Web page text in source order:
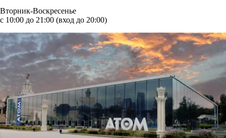
Вторник-Воскресенье
с 10:00 до 21:00 (вход до 20:00)